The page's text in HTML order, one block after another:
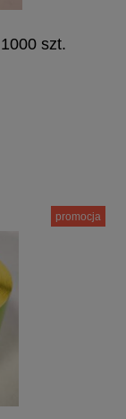
szt.
promocja